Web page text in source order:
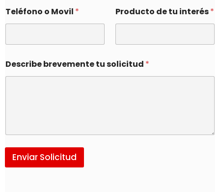
Teléfono o Movil * Producto de tu interés*
Describe brevemente tu solicitud *
Enviar Solicitud